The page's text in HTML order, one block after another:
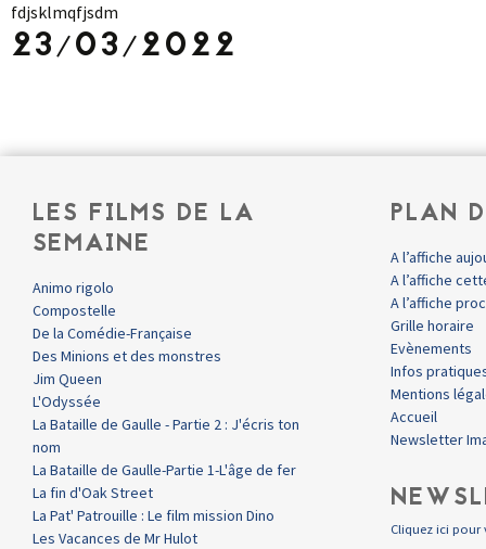
fdjsklmqfjsdm
23/03/2022
LES FILMS DE LA
SEMAINE
Animo rigolo
Compostelle
De la Comédie-Française
Des Minions et des monstres
Jim Queen
L'Odyssée
La Bataille de Gaulle - Partie 2 : J'écris ton
nom
La Bataille de Gaulle-Partie 1-L'âge de fer
La fin d'Oak Street
La Pat' Patrouille : Le film mission Dino
Les Vacances de Mr Hulot
PLAN
A l’affiche
A l’affiche
A l’affiche
Grille horaire
Evènements
Infos
Mentions
Accueil
Newsletter
Cliquez ici pour